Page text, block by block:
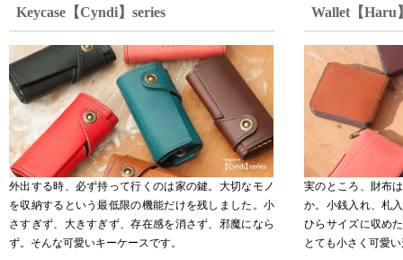
Keycase【Cyndi】series
外出する時、必ず持って行くのは家の鍵。大切なモノ
を収納するという最低限の機能だけを残しました。小
さすぎず、大きすぎず、存在感を消さず、邪魔になら
ず。そんな可愛いキーケースです。
Wallet【Haru
実のところ、財布
か。小銭入れ、札
ひらサイズに収め
とても小さく可愛